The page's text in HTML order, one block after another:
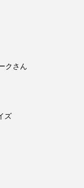
クさん
ズ